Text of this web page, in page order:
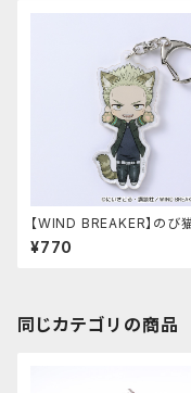
【WIND BREAKER】のび
リルキーホルダー（柊 登馬）
¥770
同じカテゴリの商品